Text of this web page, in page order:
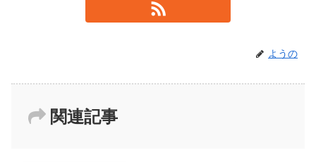
ようの
関連記事